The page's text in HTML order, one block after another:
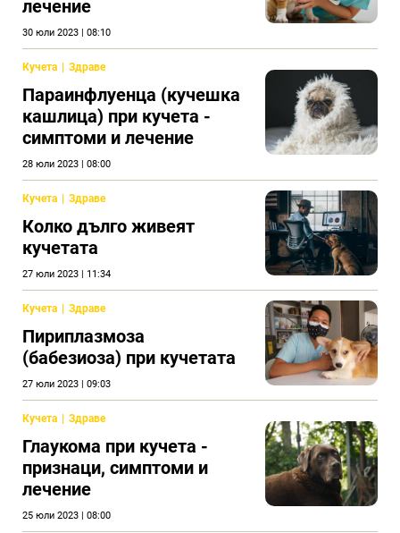
лечение
30 юли 2023 | 08:10
Кучета Здраве
Параинфлуенца (кучешка
кашлица) при кучета -
симптоми и лечение
28 юли 2023 | 08:00
Кучета Здраве
Колко дълго живеят
кучетата
27 юли 2023 | 11:34
Кучета Здраве
Пириплазмоза
(бабезиоза) при кучетата
27 юли 2023 | 09:03
Кучета Здраве
Глаукома при кучета -
признаци, симптоми и
лечение
25 юли 2023 | 08:00